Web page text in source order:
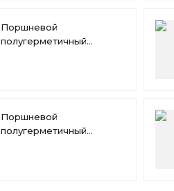
Поршневой
полугерметичный
Поршневой
полугерметичный